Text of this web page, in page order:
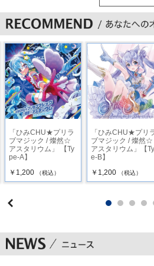
「ひみCHU★プリラ
ブマジック / 燦然☆
アスタリウム」 【Ty
pe-A】
￥1,200
（税込）
「ひみCHU★プリ
ブマジック / 燦然☆
アスタリウム」【
e-B】
￥1,200
（税込）